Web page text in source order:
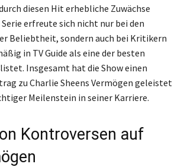
diesen Hit erhebliche Zuwächse
erfreute sich nicht nur bei den
Beliebtheit, sondern auch bei Kritikern
in TV Guide als eine der besten
Insgesamt hat die Show einen
zu Charlie Sheens Vermögen geleistet
Meilenstein in seiner Karriere.
Kontroversen auf